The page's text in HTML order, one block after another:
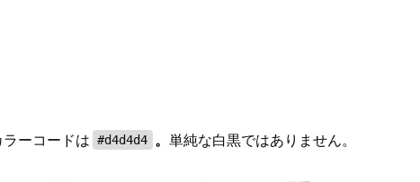
ーコードは #d4d4d4 。単純な白黒ではありません。